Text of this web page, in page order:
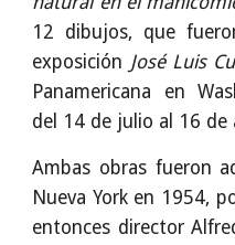
12 dibujos, que
exposición José Luis
Panamericana en
del 14 de julio al 16
Ambas obras fueron
Nueva York en 1954,
entonces director